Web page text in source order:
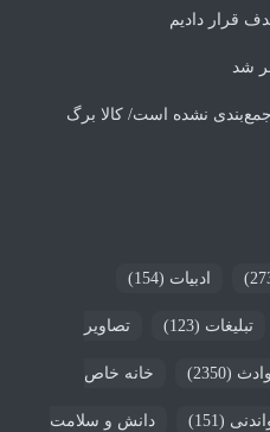
قرار دادیم
شد
نشده است/ کالا برگ
ادبیات (154)
تبلیغات (123) تصاویر
(2350) خانه خاص
(151) دانش و سلامت